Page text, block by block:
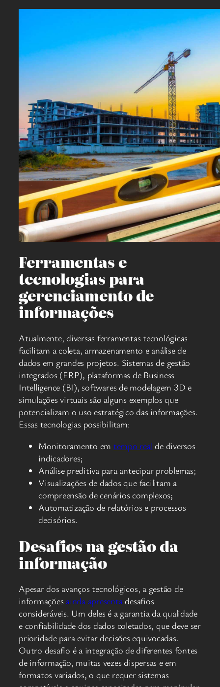
Ferramentas e
tecnologias para
gerenciamento de
informações
Atualmente, diversas ferramentas tecnológicas
facilitam a coleta, armazenamento e análise de
dados em grandes projetos. Sistemas de gestão
integrados (ERP), plataformas de Business
Intelligence (BI), softwares de modelagem 3D e
simulações virtuais são alguns exemplos que
potencializam o uso estratégico das informações.
Essas tecnologias possibilitam:
Monitoramento em tempo real de diversos
indicadores;
Análise preditiva para antecipar problemas;
Visualizações de dados que facilitam a
compreensão de cenários complexos;
Automatização de relatórios e processos
decisórios.
Desafios na gestão da
informação
Apesar dos avanços tecnológicos, a gestão de
informações ainda apresentadesafios
consideráveis. Um deles é a garantia da qualidade
e confiabilidade dos dados coletados, que deve ser
prioridade para evitar decisões equivocadas.
Outro desafio é a integração de diferentes fontes
de informação, muitas vezes dispersas e em
formatos variados, o que requer sistemas